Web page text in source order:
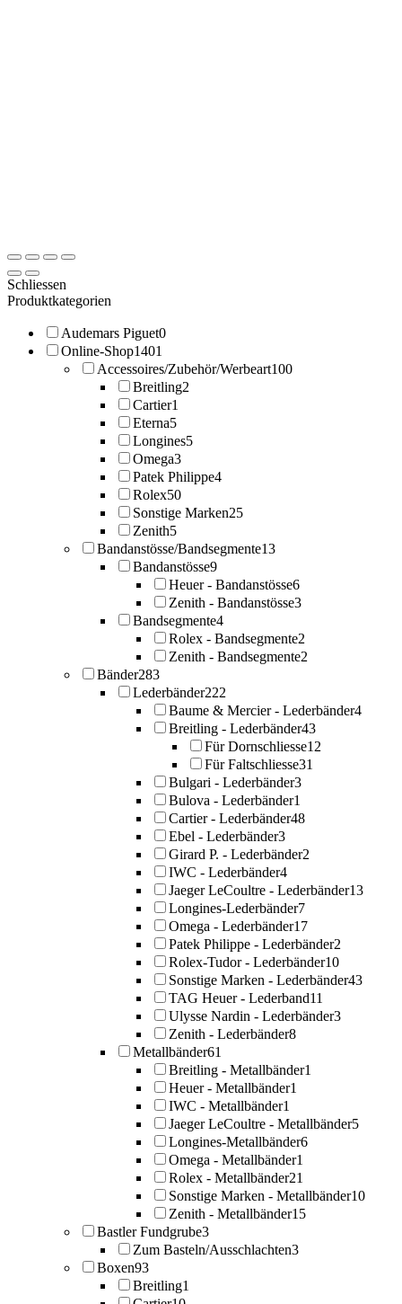
Schliessen
Produktkategorien
Audemars Piguet0
Online-Shop1401
Accessoires/Zubehör/Werbeart100
Breitling2
Cartier1
Eterna5
Longines5
Omega3
Patek Philippe4
Rolex50
Sonstige Marken25
Zenith5
Bandanstösse/Bandsegmente13
Bandanstösse9
Heuer - Bandanstösse6
Zenith - Bandanstösse3
Bandsegmente4
Rolex - Bandsegmente2
Zenith - Bandsegmente2
Bänder283
Lederbänder222
Baume & Mercier - Lederbänder4
Breitling - Lederbänder43
Für Dornschliesse12
Für Faltschliesse31
Bulgari - Lederbänder3
Bulova - Lederbänder1
Cartier - Lederbänder48
Ebel - Lederbänder3
Girard P. - Lederbänder2
IWC - Lederbänder4
Jaeger LeCoultre - Lederbänder13
Longines-Lederbänder7
Omega - Lederbänder17
Patek Philippe - Lederbänder2
Rolex-Tudor - Lederbänder10
Sonstige Marken - Lederbänder43
TAG Heuer - Lederband11
Ulysse Nardin - Lederbänder3
Zenith - Lederbänder8
Metallbänder61
Breitling - Metallbänder1
Heuer - Metallbänder1
IWC - Metallbänder1
Jaeger LeCoultre - Metallbänder5
Longines-Metallbänder6
Omega - Metallbänder1
Rolex - Metallbänder21
Sonstige Marken - Metallbänder10
Zenith - Metallbänder15
Bastler Fundgrube3
Zum Basteln/Ausschlachten3
Boxen93
Breitling1